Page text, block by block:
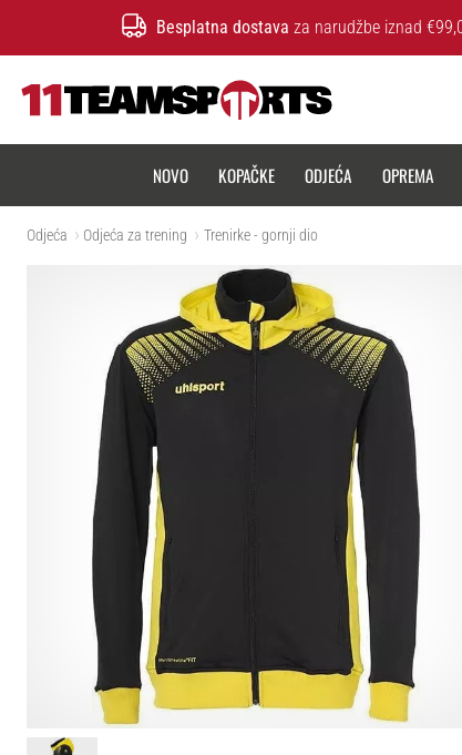
Besplatna dostava za narudžbe iznad
NOVO KOPAČKE ODJEĆA OPREMA
Odjeća Odjeća za trening Trenirke - gornji dio